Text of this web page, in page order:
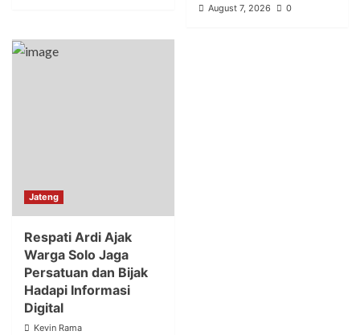
August 7, 2026
0
Jateng
Respati Ardi Ajak
Warga Solo Jaga
Persatuan dan Bijak
Hadapi Informasi
Digital
Kevin Rama